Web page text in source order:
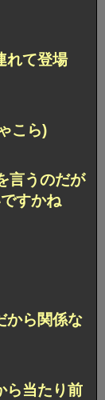
れて登場
こら)
言うのだが
すかね
から関係な
ら当たり前